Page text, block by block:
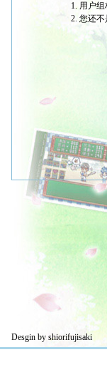
用户
您还不
Desgin by shiorifujisaki